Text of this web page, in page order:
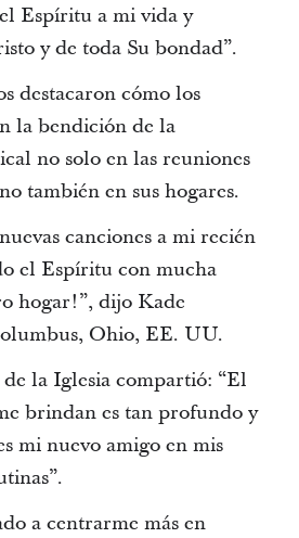
Espíritu a mi vida y
y de toda Su bondad”.
destacaron cómo los
la bendición de la
no solo en las reuniones
también en sus hogares.
canciones a mi recién
el Espíritu con mucha
hogar!”, dijo Kade
Ohio, EE. UU.
la Iglesia compartió: “El
brindan es tan profundo y
mi nuevo amigo en mis
a centrarme más en